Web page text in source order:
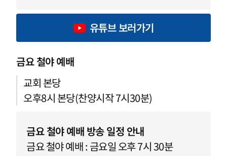
유튜브 보러가기
금요 철야 예배
교회 본당
오후8시 본당(찬양시작 7시30분)
금요 철야 예배 방송 일정 안내
금요 철야 예배 : 금요일 오후 7시 30분